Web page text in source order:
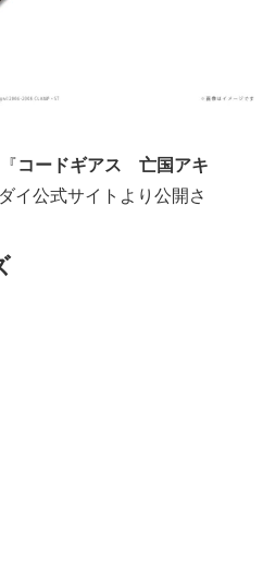
コードギアス 亡国アキ
イ公式サイトより公開さ